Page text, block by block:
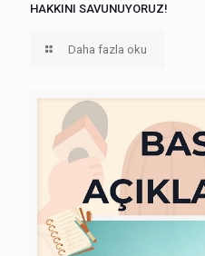
HAKKINI SAVUNUYORUZ!
Daha fazla oku